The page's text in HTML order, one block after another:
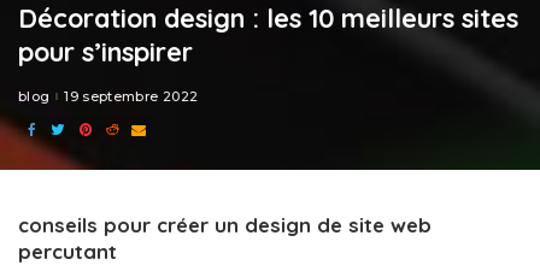
Décoration design : les 10 meilleurs sites
pour s’inspirer
blog 19 septembre 2022
conseils pour créer un design de site web
percutant